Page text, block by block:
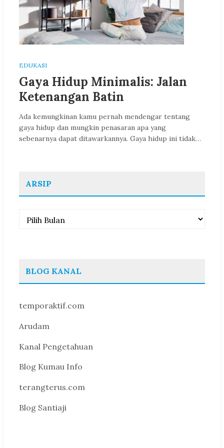
EDUKASI
Gaya Hidup Minimalis: Jalan
Ketenangan Batin
Ada kemungkinan kamu pernah mendengar tentang
gaya hidup dan mungkin penasaran apa yang
sebenarnya dapat ditawarkannya. Gaya hidup ini tidak…
ARSIP
Arsip
BLOG KANAL
temporaktif.com
Arudam
Kanal Pengetahuan
Blog Kumau Info
terangterus.com
Blog Santiaji